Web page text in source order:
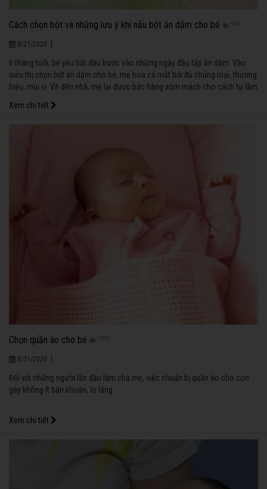
Cách chọn bột và những lưu ý khi nấu bột ăn dặm cho bé 940
8/21/2020
6 tháng tuổi, bé yêu bắt đầu bước vào những ngày đầu tập ăn dặm. Vào
siêu thị chọn bột ăn dặm cho bé, mẹ hoa cả mắt bởi đủ chủng loại, thương
hiệu, mùi vị. Về đến nhà, mẹ lại được bác hàng xóm mách cho cách tự làm
bột ăn dặm cho bé. Biết chọn loại nào đây?
Xem chi tiết
Chọn quần áo cho bé 1027
8/21/2020
Đối với những người lần đầu làm cha mẹ, việc chuẩn bị quần áo cho con
gây không ít băn khoăn, lo lắng.
Xem chi tiết